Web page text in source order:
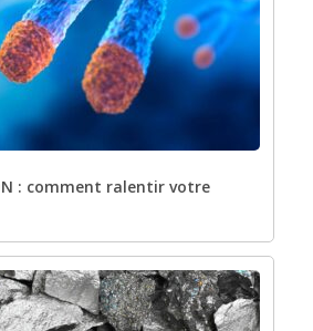
: comment ralentir votre